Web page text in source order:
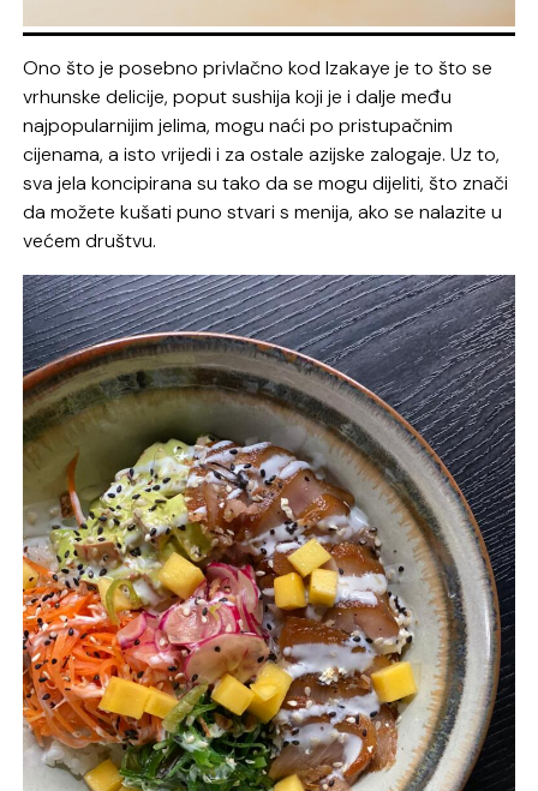
Ono što je posebno privlačno kod Izakaye je to što se
vrhunske delicije, poput sushija koji je i dalje među
najpopularnijim jelima, mogu naći po pristupačnim
cijenama, a isto vrijedi i za ostale azijske zalogaje. Uz to,
sva jela koncipirana su tako da se mogu dijeliti, što znači
da možete kušati puno stvari s menija, ako se nalazite u
većem društvu.